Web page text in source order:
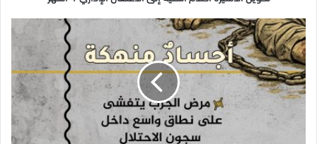
الجرب…
سلاح
السجون